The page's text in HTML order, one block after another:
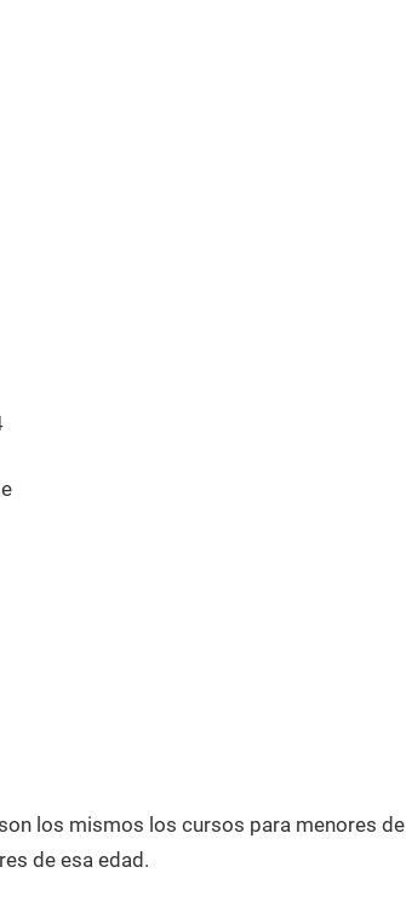
los mismos los cursos para menores de
de esa edad.